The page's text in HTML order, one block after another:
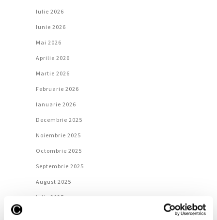
Iulie 2026
Iunie 2026
Mai 2026
Aprilie 2026
Martie 2026
Februarie 2026
Ianuarie 2026
Decembrie 2025
Noiembrie 2025
Octombrie 2025
Septembrie 2025
August 2025
Iulie 2025